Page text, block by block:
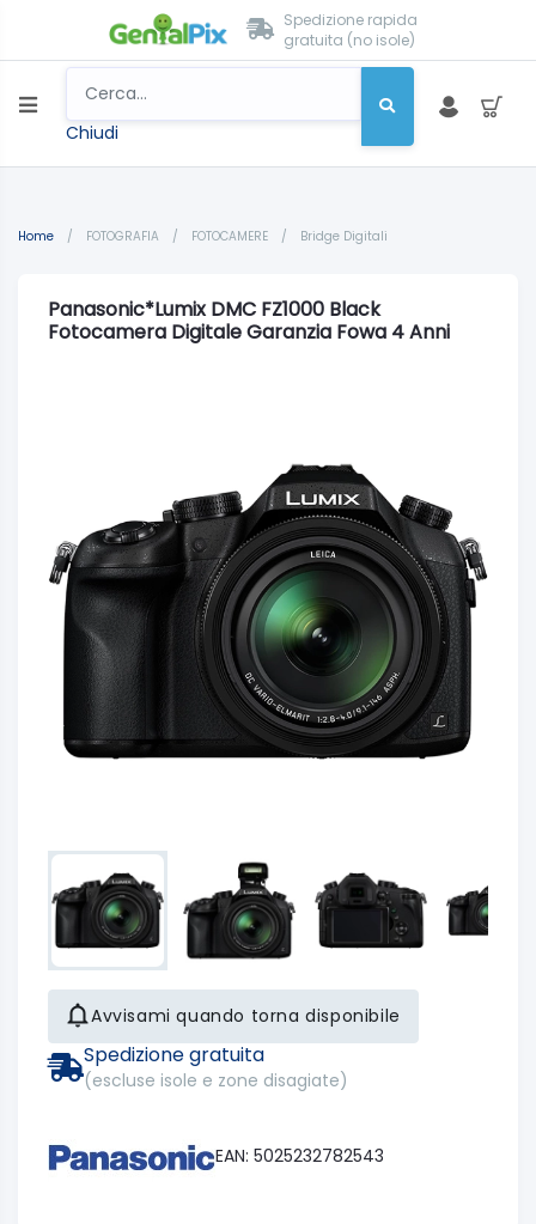
Spedizione rapida
gratuita (no isole)
Chiudi
Home / FOTOGRAFIA / FOTOCAMERE / Bridge Digitali
Panasonic*Lumix DMC FZ1000 Black
Fotocamera Digitale Garanzia Fowa 4 Anni
Avvisami quando torna disponibile
Spedizione gratuita
(escluse isole e zone disagiate)
EAN: 5025232782543